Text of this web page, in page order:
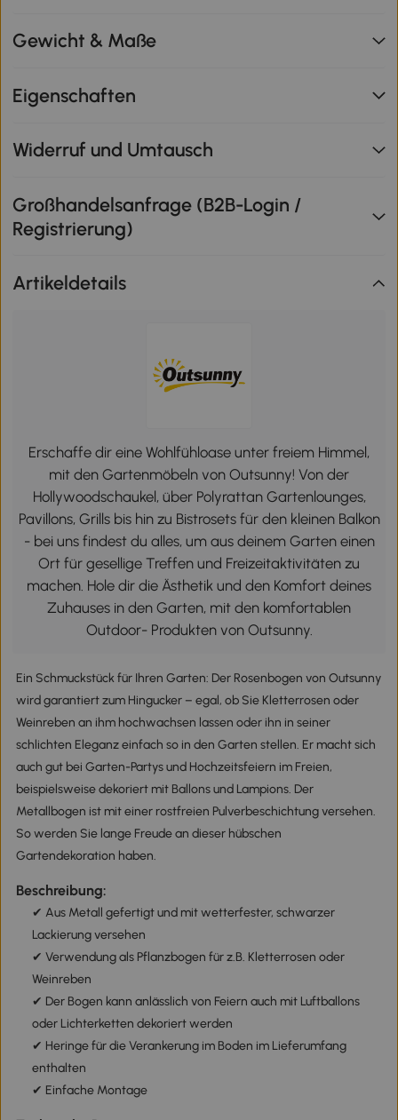
Gewicht & Maße
Eigenschaften
Widerruf und Umtausch
Großhandelsanfrage (B2B-Login /
Registrierung)
Artikeldetails
Erschaffe dir eine Wohlfühloase unter freiem Himmel,
mit den Gartenmöbeln von Outsunny! Von der
Hollywoodschaukel, über Polyrattan Gartenlounges,
Pavillons, Grills bis hin zu Bistrosets für den kleinen Balkon
- bei uns findest du alles, um aus deinem Garten einen
Ort für gesellige Treffen und Freizeitaktivitäten zu
machen. Hole dir die Ästhetik und den Komfort deines
Zuhauses in den Garten, mit den komfortablen
Outdoor- Produkten von Outsunny.
Ein Schmuckstück für Ihren Garten: Der Rosenbogen von Outsunny
wird garantiert zum Hingucker – egal, ob Sie Kletterrosen oder
Weinreben an ihm hochwachsen lassen oder ihn in seiner
schlichten Eleganz einfach so in den Garten stellen. Er macht sich
auch gut bei Garten-Partys und Hochzeitsfeiern im Freien,
beispielsweise dekoriert mit Ballons und Lampions. Der
Metallbogen ist mit einer rostfreien Pulverbeschichtung versehen.
So werden Sie lange Freude an dieser hübschen
Gartendekoration haben.
Beschreibung:
✔ Aus Metall gefertigt und mit wetterfester, schwarzer
Lackierung versehen
✔ Verwendung als Pflanzbogen für z.B. Kletterrosen oder
Weinreben
✔ Der Bogen kann anlässlich von Feiern auch mit Luftballons
oder Lichterketten dekoriert werden
✔ Heringe für die Verankerung im Boden im Lieferumfang
enthalten
✔ Einfache Montage